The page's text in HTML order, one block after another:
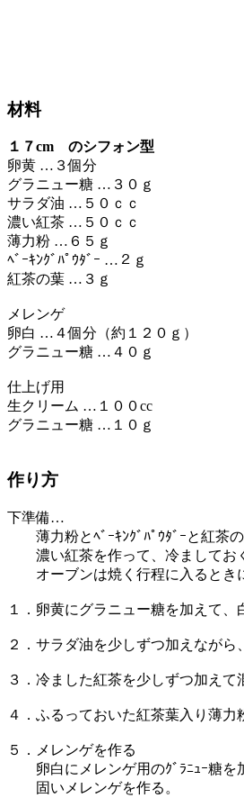
材料
１７cm のシフォン型
卵黄 …３個分
グラニュー糖 …３０ｇ
サラダ油 …５０ｃｃ
濃い紅茶 …５０ｃｃ
薄力粉 …６５ｇ
ﾍﾞｰｷﾝｸﾞﾊﾟｳﾀﾞｰ …２ｇ
紅茶の葉 …３ｇ
メレンゲ
卵白 …４個分（約１２０ｇ）
グラニュー糖 …４０ｇ
仕上げ用
生クリーム …１００cc
グラニュー糖 …１０ｇ
作り方
下準備…
薄力粉とﾍﾞｰｷﾝｸﾞﾊﾟｳﾀﾞｰと紅茶の
濃い紅茶を作って、冷ましてお
オーブンは焼く行程に入るとき
１．卵黄にグラニュー糖を加えて、
２．サラダ油を少しずつ加えながら
３．冷ました紅茶を少しずつ加えて
４．ふるっておいた紅茶葉入り薄力
５．メレンゲを作る
卵白にメレンゲ用のｸﾞﾗﾆｭｰ糖を
固いメレンゲを作る。